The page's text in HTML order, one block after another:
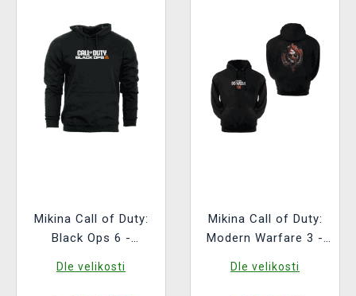
Mikina Call of Duty:
Black Ops 6 -
Dle velikosti
Mikina Call of Duty:
Modern Warfare 3 -
Dle velikosti